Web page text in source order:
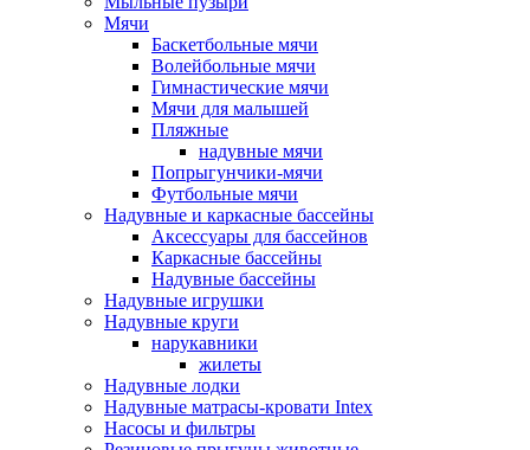
Мячи
Баскетбольные мячи
Волейбольные мячи
Гимнастические мячи
Мячи для малышей
Пляжные
надувные мячи
Попрыгунчики-мячи
Футбольные мячи
Надувные и каркасные бассейны
Аксессуары для бассейнов
Каркасные бассейны
Надувные бассейны
Надувные игрушки
Надувные круги
нарукавники
жилеты
Надувные лодки
Надувные матрасы-кровати Intex
Насосы и фильтры